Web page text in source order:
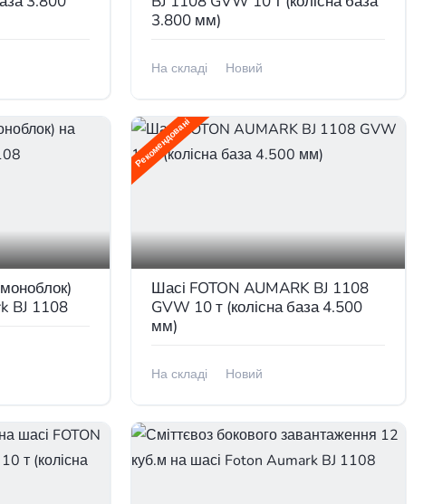
3.800 мм)
На складі
Новий
BJ 1108
Рекомендовані
Шасі FOTON AUMARK BJ 1108
GVW 10 т (колісна база 4.500
мм)
На складі
Новий